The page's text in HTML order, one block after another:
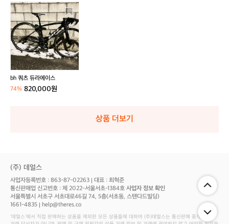
b
h
쿼
츠
듀
라
에
이
스
bh 쿼츠 듀라에이스
74% 820,000원
상품 더보기
(주) 데얼스
사업자등록번호 : 863-87-02263 대표 : 최혁준
통신판매업 신고번호 : 제 2022-서울서초-1384호 사업자 정보 확인
서울특별시 서초구 서초대로46길 74, 5층(서초동, 스탠다드빌딩)
1661-4835
help@theres.co
‘데얼스'에서 직접 판매하는 상품을 제외한 모든 상품들에 대하여 (주)데얼스는 통신판매 중개자로서